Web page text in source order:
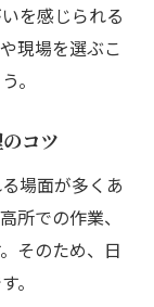
を感じられる
現場を選ぶこ
。
コツ
場面が多くあ
所での作業、
そのため、日
。